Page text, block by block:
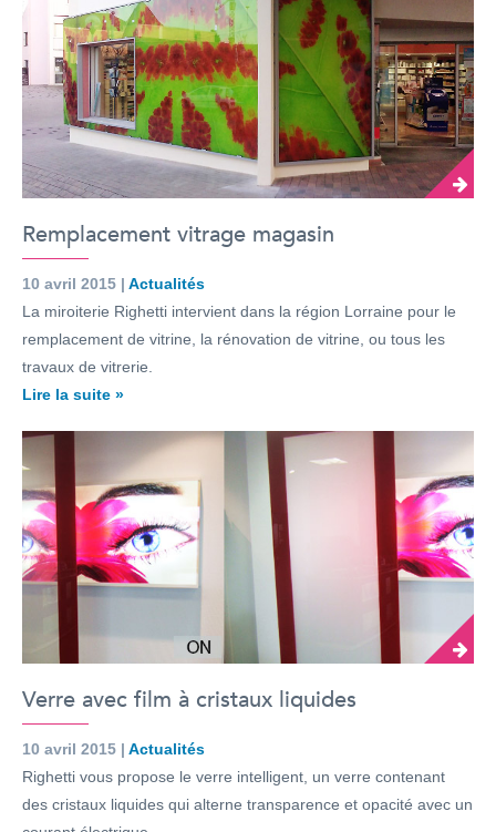
Remplacement vitrage magasin
10 avril 2015 | Actualités
La miroiterie Righetti intervient dans la région Lorraine pour le
remplacement de vitrine, la rénovation de vitrine, ou tous les
travaux de vitrerie.
Lire la suite »
Verre avec film à cristaux liquides
10 avril 2015 | Actualités
Righetti vous propose le verre intelligent, un verre contenant
des cristaux liquides qui alterne transparence et opacité avec un